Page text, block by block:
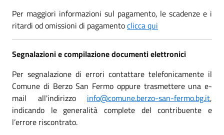
Per maggiori informazioni sul pagamento, le scadenze e i
ritardi od omissioni di pagamentoclicca qui
Segnalazioni e compilazione documenti elettronici
Per segnalazione di errori contattare telefonicamente il
Comune di Berzo San Fermo oppure trasmettere una e-
mail all'indirizzo info@comune.berzo-san-fermo.bg.it,
indicando le generalità complete del contribuente e
l’errore riscontrato.